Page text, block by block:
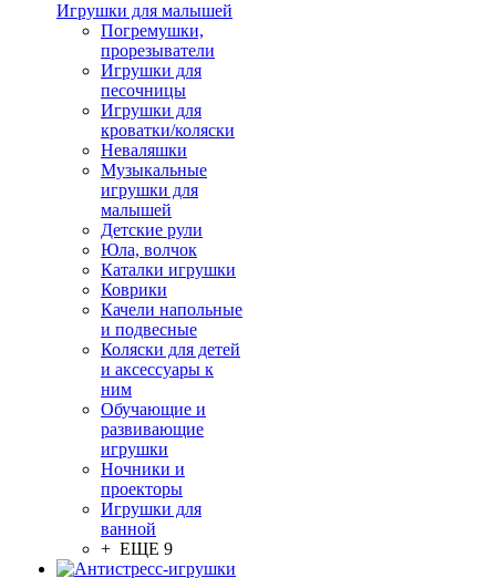
Игрушки для малышей
Погремушки,
прорезыватели
Игрушки для
песочницы
Игрушки для
кроватки/коляски
Неваляшки
Музыкальные
игрушки для
малышей
Детские рули
Юла, волчок
Каталки игрушки
Коврики
Качели напольные
и подвесные
Коляски для детей
и аксессуары к
ним
Обучающие и
развивающие
игрушки
Ночники и
проекторы
Игрушки для
ванной
+ ЕЩЕ 9